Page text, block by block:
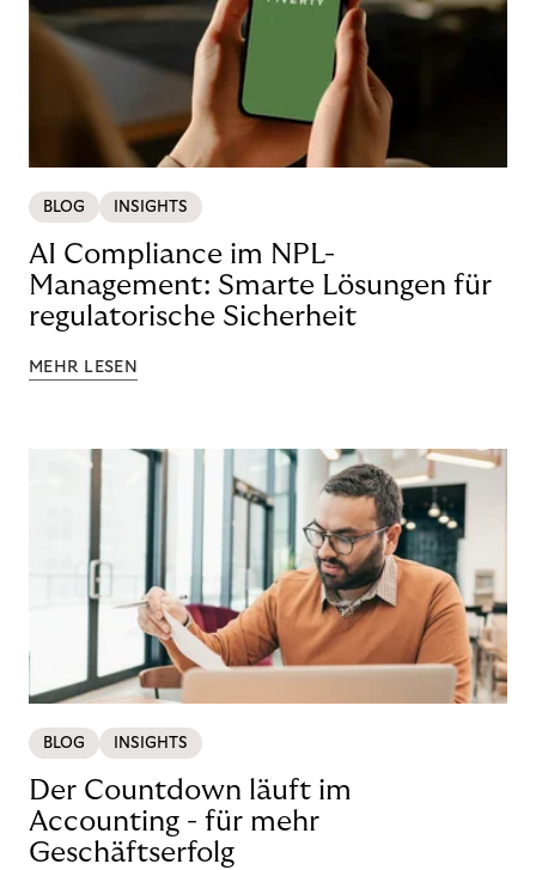
BLOG INSIGHTS
AI Compliance im NPL-
Management: Smarte Lösungen für
regulatorische Sicherheit
MEHR LESEN
BLOG INSIGHTS
Der Countdown läuft im
Accounting - für mehr
Geschäftserfolg